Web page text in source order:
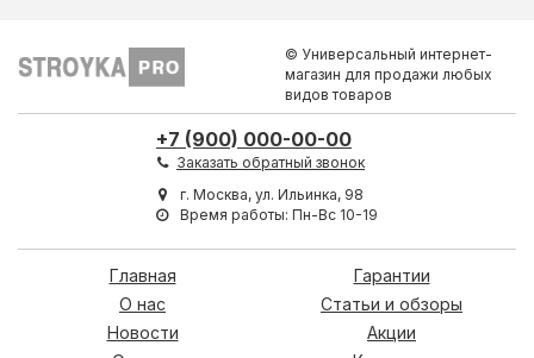
© Универсальный интернет-
магазин для продажи любых
видов товаров
+7 (900) 000-00-00
Заказать обратный звонок
г. Москва, ул. Ильинка, 98
Время работы: Пн-Вс 10-19
Главная
О нас
Новости
Гарантии
Статьи и обзоры
Акции